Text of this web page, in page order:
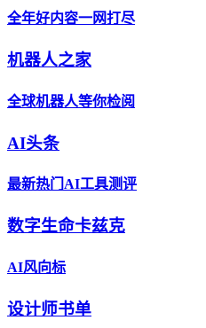
全年好内容一网打尽
机器人之家
全球机器人等你检阅
AI头条
最新热门AI工具测评
数字生命卡兹克
AI风向标
设计师书单